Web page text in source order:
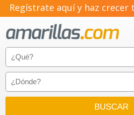
Regístrate aquí y haz crecer